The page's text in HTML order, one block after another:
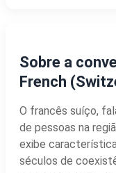
Sobre a
French
O francês suíço,
de pessoas na
exibe
séculos de